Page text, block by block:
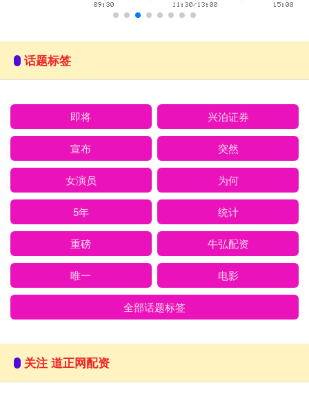
话题标签
即将 兴泊证券
宣布 突然
女演员 为何
5年 统计
重磅 牛弘配资
唯一 电影
全部话题标签
关注 道正网配资